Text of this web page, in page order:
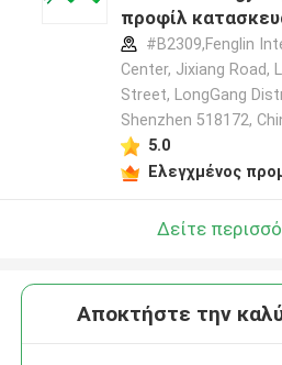
προφίλ
#B2309,Fenglin
Center, Jixiang Road,
Street, LongGang
Shenzhen 518172,
5.0
Ελεγχμένος
Δείτε
Αποκτήστε την